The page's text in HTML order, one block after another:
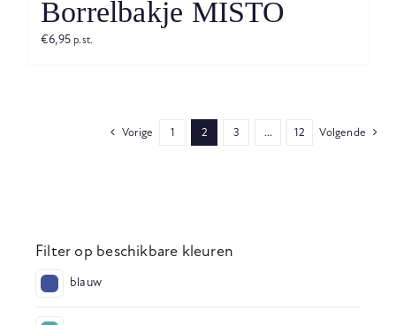
Borrelbakje MISTO
€6,95 p.st.
Vorige 1 2 3 … 12 Volgende
Filter op beschikbare kleuren
blauw